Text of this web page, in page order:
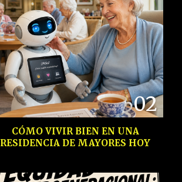
02
CÓMO VIVIR BIEN EN UNA
RESIDENCIA DE MAYORES HOY